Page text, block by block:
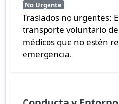
No Urgente
Traslados no urgentes:
transporte voluntario
médicos que no estén
emergencia.